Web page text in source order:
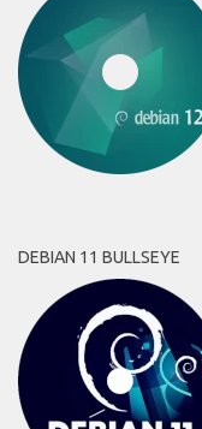
DEBIAN 11 BULLSEYE